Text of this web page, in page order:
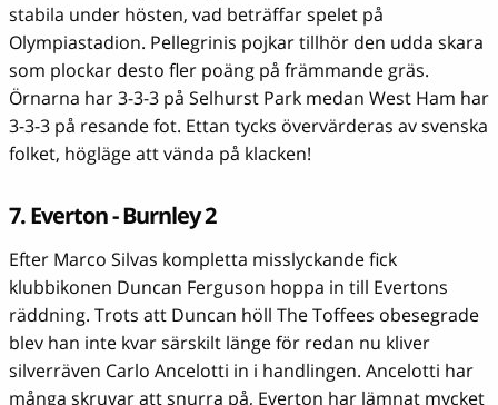
stabila under hösten, vad beträffar spelet på
Olympiastadion. Pellegrinis pojkar tillhör den udda skara
som plockar desto fler poäng på främmande gräs.
Örnarna har 3-3-3 på Selhurst Park medan West Ham har
3-3-3 på resande fot. Ettan tycks övervärderas av svenska
folket, högläge att vända på klacken!
7. Everton - Burnley 2
Efter Marco Silvas kompletta misslyckande fick
klubbikonen Duncan Ferguson hoppa in till Evertons
räddning. Trots att Duncan höll The Toffees obesegrade
blev han inte kvar särskilt länge för redan nu kliver
silverräven Carlo Ancelotti in i handlingen. Ancelotti har
många skruvar att snurra på, Everton har lämnat mycket